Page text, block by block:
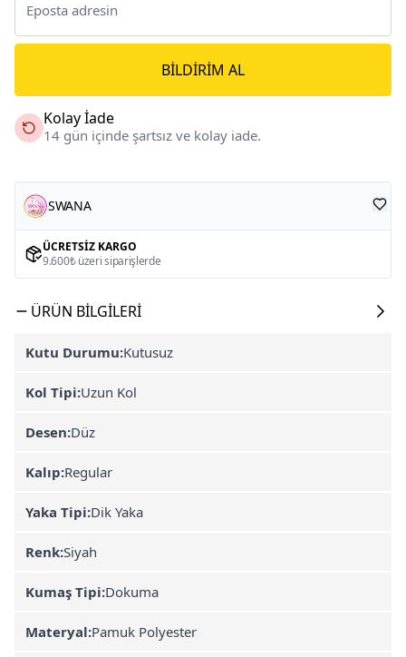
BILDIRIM AL
Kolay İade
14 gün içinde şartsız ve kolay iade.
SWANA
ÜCRETSIZ KARGO
9.600₺ üzeri siparişlerde
ÜRÜN BILGILERI
Kutu Durumu:Kutusuz
Kol Tipi:Uzun Kol
Desen:Düz
Kalıp:Regular
Yaka Tipi:Dik Yaka
Renk:Siyah
Kumaş Tipi:Dokuma
Materyal:Pamuk Polyester